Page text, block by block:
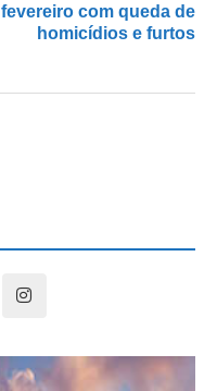
fevereiro com queda de
homicídios e furtos